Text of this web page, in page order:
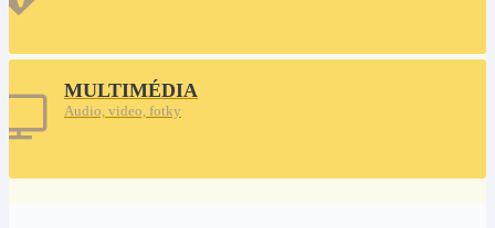
MULTIMÉDIA
Audio, video, fotky